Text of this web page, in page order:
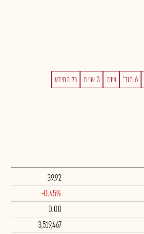
6 חוד' שנה 3 שנים כל המידע
39.92
-0.45%
0.00
3,519,467